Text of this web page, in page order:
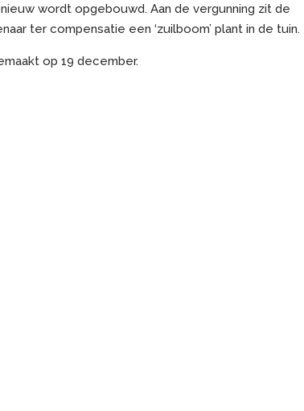
wordt opgebouwd. Aan de vergunning zit de
ter compensatie een ‘zuilboom’ plant in de tuin.
op 19 december.